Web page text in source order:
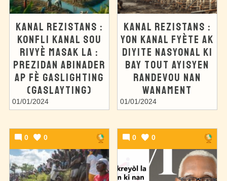
KANAL REZISTANS :
KONFLI KANAL SOU
RIVYÈ MASAK LA :
PREZIDAN ABINADER
AP FÈ GASLIGHTING
(GASLAYTING)
01/01/2024
KANAL REZISTANS :
YON KANAL FYÈTE AK
DIYITE NASYONAL KI
BAY TOUT AYISYEN
RANDEVOU NAN
WANAMENT
01/01/2024
0 0 0 0